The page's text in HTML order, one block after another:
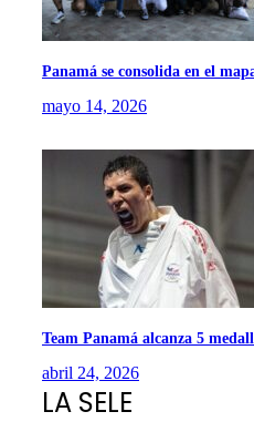
Panamá se consolida en el
mayo 14, 2026
Team Panamá alcanza 5
abril 24, 2026
LA SELE